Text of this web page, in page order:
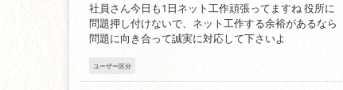
社員さん今日も1日ネット工作頑張ってますね 役所に
問題押し付けないで、ネット工作する余裕があるなら
問題に向き合って誠実に対応して下さいよ
ユーザー区分